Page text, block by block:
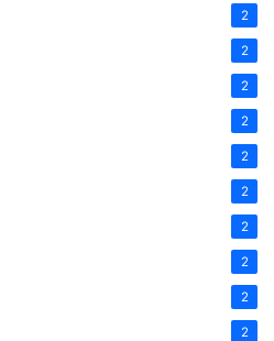
2
2
2
2
2
2
2
2
2
2